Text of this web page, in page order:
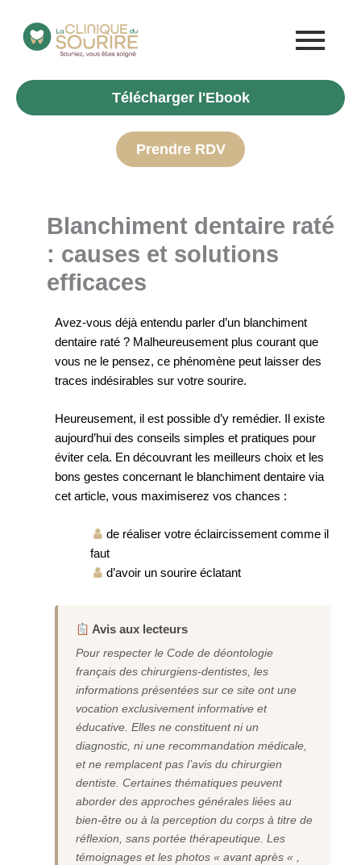
contenu
Télécharger l'Ebook
Prendre RDV
Blanchiment dentaire raté
: causes et solutions
efficaces
Avez-vous déjà entendu parler d’un blanchiment
dentaire raté ? Malheureusement plus courant que
vous ne le pensez, ce phénomène peut laisser des
traces indésirables sur votre sourire.
Heureusement, il est possible d’y remédier. Il existe
aujourd’hui des conseils simples et pratiques pour
éviter cela. En découvrant les meilleurs choix et les
bons gestes concernant le blanchiment dentaire via
cet article, vous maximiserez vos chances :
de réaliser votre éclaircissement comme il
faut
d’avoir un sourire éclatant
Avis aux lecteurs
Pour respecter le Code de déontologie
français des chirurgiens-dentistes, les
informations présentées sur ce site ont une
vocation exclusivement informative et
éducative. Elles ne constituent ni un
diagnostic, ni une recommandation médicale,
et ne remplacent pas l’avis du chirurgien
dentiste. Certaines thématiques peuvent
aborder des approches générales liées au
bien-être ou à la perception du corps à titre de
réflexion, sans portée thérapeutique. Les
témoignages et les photos « avant après « ,